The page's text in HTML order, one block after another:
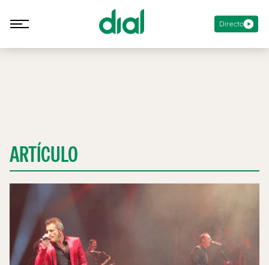
Directo
ARTÍCULO